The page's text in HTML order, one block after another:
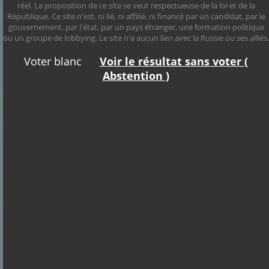
réel. La proposition de ce site se veut respectueuse de la loi et de la
République. Ce site n'est, ni lié, ni affilié, ni financé par un candidat, par le
gouvernement, par l'état, par un pays étranger, une formation politique
ou un groupe de lobbying. Le site n'a aucun lien avec la Russie ou ses alliés.
Voter blanc
Voir le résultat sans voter (
Abstention )
Philippe
Gabriel
Éric